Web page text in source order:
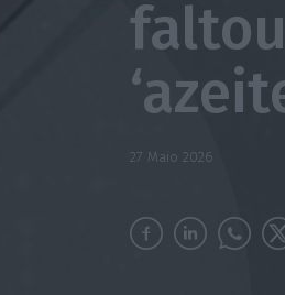
27 Maio 2026